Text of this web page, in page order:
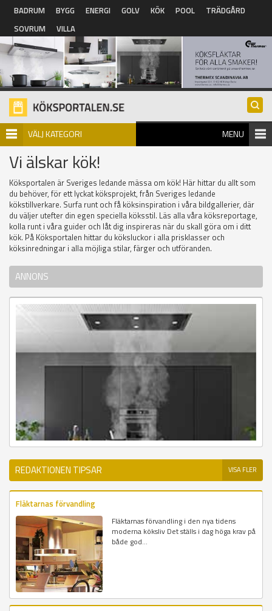
Hoppa till huvudinnehåll
BADRUM BYGG ENERGI GOLV KÖK POOL
TRÄDGÅRD
SOVRUM
VILLA
VÄLJ KATEGORI MENU
Vi älskar kök!
Köksportalen är Sveriges ledande mässa om kök! Här hittar du allt som
du behöver, för ett lyckat köksprojekt, från Sveriges ledande
kökstillverkare. Surfa runt och få köksinspiration i våra bildgallerier, där
du väljer utefter din egen speciella köksstil. Läs alla våra köksreportage,
kolla runt i våra guider och låt dig inspireras när du skall göra om i ditt
kök. På Köksportalen hittar du köksluckor i alla prisklasser och
köksinredningar i alla möjliga stilar, färger och utföranden.
ANNONS
REDAKTIONEN TIPSAR VISA FLER
Fläktarnas förvandling
Fläktarnas förvandling i den nya tidens
moderna köksliv Det ställs i dag höga krav på
både god...